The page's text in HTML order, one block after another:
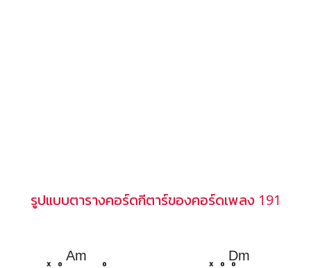
รูปแบบตารางคอร์ดกีตาร์ของคอร์ดเพลง 191
Am
x o o
Dm
x o o